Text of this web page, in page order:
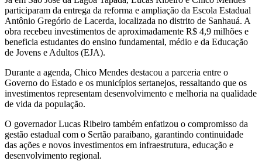
participaram da entrega da reforma e ampliação da Escola Estadual
Antônio Gregório de Lacerda, localizada no distrito de Sanhauá. A
obra recebeu investimentos de aproximadamente R$ 4,9 milhões e
beneficia estudantes do ensino fundamental, médio e da Educação
de Jovens e Adultos (EJA).
Durante a agenda, Chico Mendes destacou a parceria entre o
Governo do Estado e os municípios sertanejos, ressaltando que os
investimentos representam desenvolvimento e melhoria na qualidade
de vida da população.
O governador Lucas Ribeiro também enfatizou o compromisso da
gestão estadual com o Sertão paraibano, garantindo continuidade
das ações e novos investimentos em infraestrutura, educação e
desenvolvimento regional.